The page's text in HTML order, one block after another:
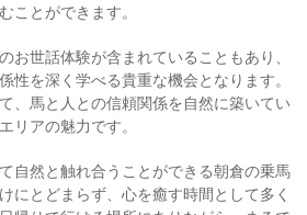
ことができます。
お世話体験が含まれていることもあり、
性を深く学べる貴重な機会となります。
、馬と人との信頼関係を自然に築いてい
リアの魅力です。
自然と触れ合うことができる朝倉の乗馬
にとどまらず、心を癒す時間として多く